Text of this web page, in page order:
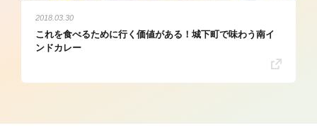
2018.03.30
これを食べるために行く価値がある！城下町で味わう南イ
ンドカレー